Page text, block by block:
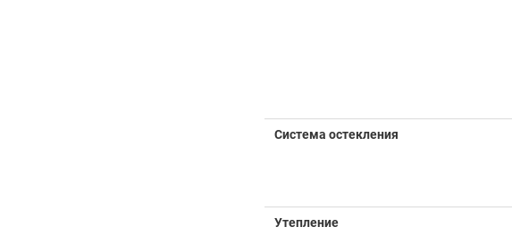
Система остекления
Утепление